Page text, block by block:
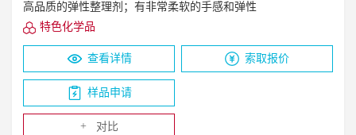
高品质的弹性整理剂；有非常柔软的手感和弹性
特色化学品
查看详情 索取报价
样品申请
+ 对比